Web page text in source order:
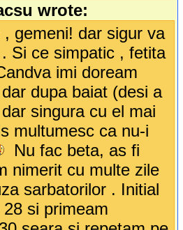
wrote:
gemeni! dar sigur va
Si ce simpatic , fetita
imi doream
dupa baiat (desi a
singura cu el mai
multumesc ca nu-i
Nu fac beta, as fi
nimerit cu multe zile
sarbatorilor . Initial
si primeam